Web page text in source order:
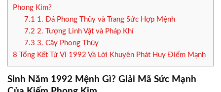
Phong Kim?
7.1 1. Đá Phong Thủy và Trang Sức Hợp Mệnh
7.2 2. Tượng Linh Vật và Pháp Khí
7.3 3. Cây Phong Thủy
8 Tổng Kết Tử Vi 1992 Và Lời Khuyên Phát Huy Điểm Mạnh
Sinh Năm 1992 Mệnh Gì? Giải Mã Sức Mạnh